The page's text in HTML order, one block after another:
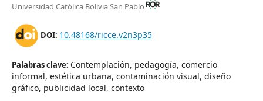
Universidad Católica Bolivia San Pablo
DOI: 10.48168/ricce.v2n3p35
Palabras clave: Contemplación, pedagogía, comercio
informal, estética urbana, contaminación visual, diseño
gráfico, publicidad local, contexto